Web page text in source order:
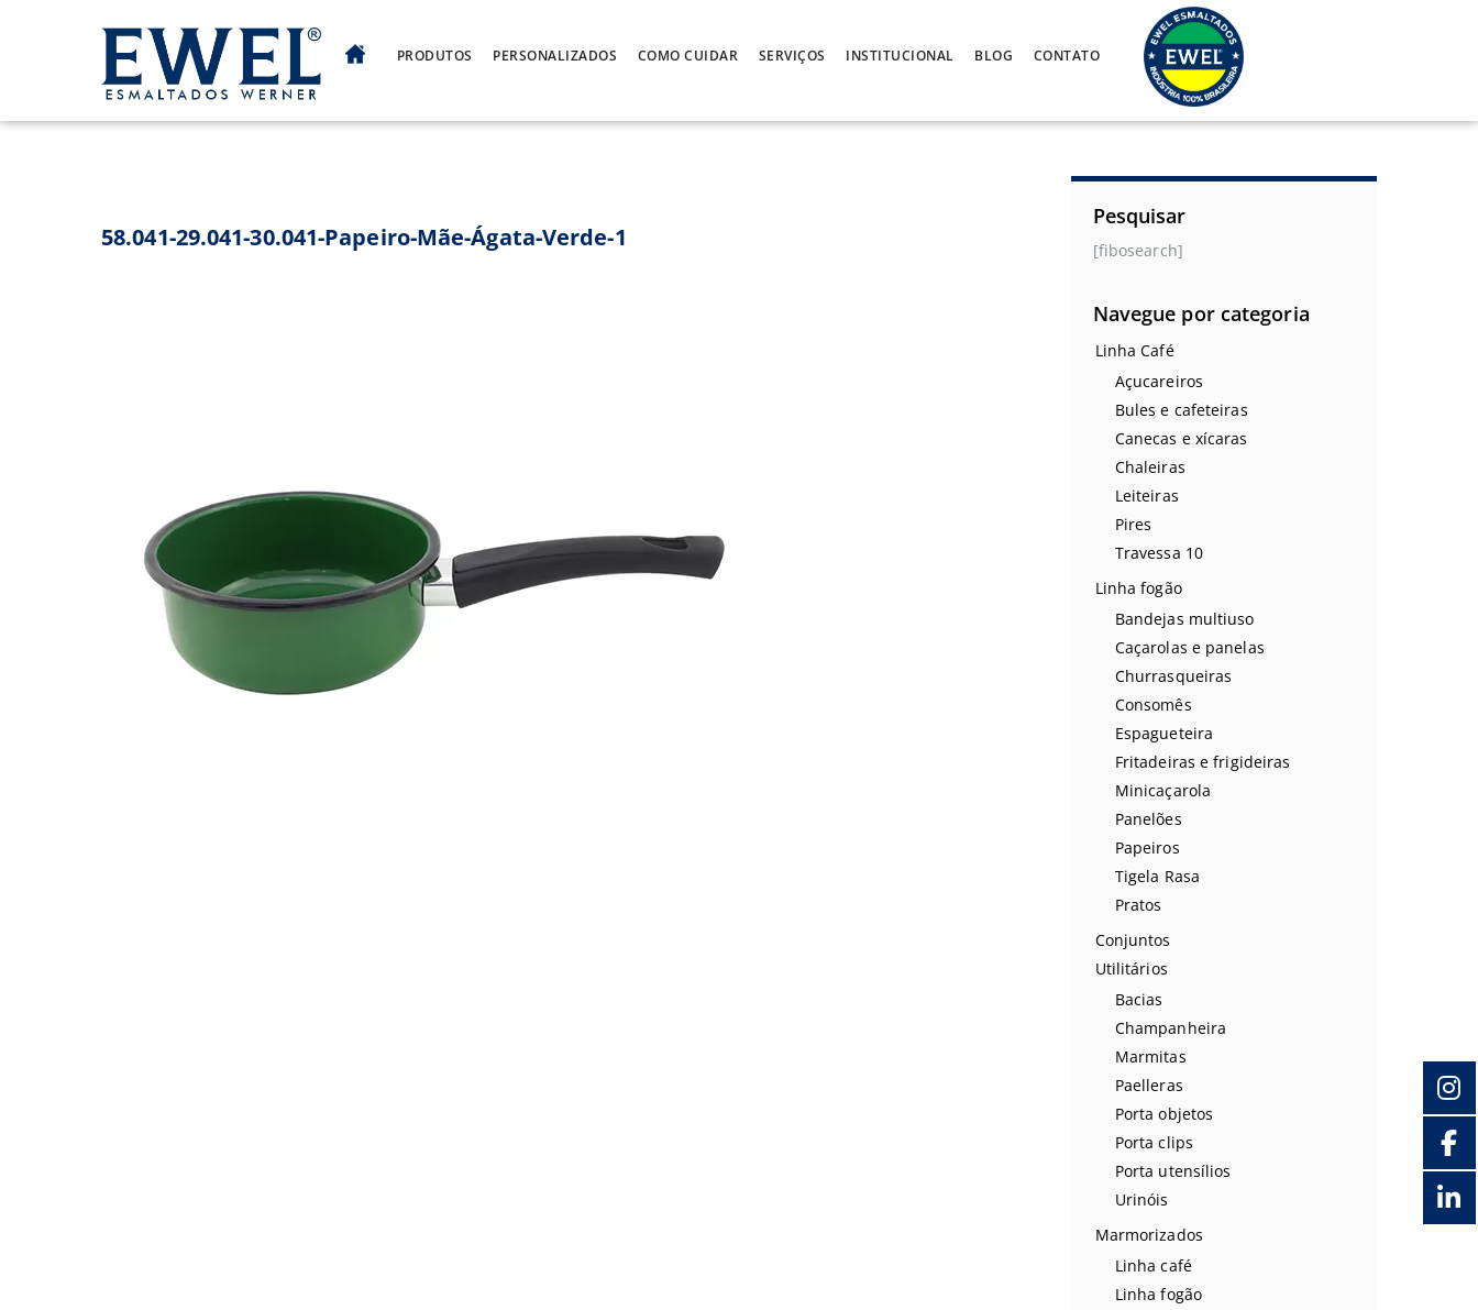
PRODUTOS PERSONALIZADOS COMO CUIDAR SERVIÇOS INSTITUCIONAL BLOG CONTATO
58.041-29.041-30.041-Papeiro-Mãe-Ágata-Verde-1
Pesquisar
[fibosearch]
Navegue por categoria
Linha Café
Açucareiros
Bules e cafeteiras
Canecas e xícaras
Chaleiras
Leiteiras
Pires
Travessa 10
Linha fogão
Bandejas multiuso
Caçarolas e panelas
Churrasqueiras
Consomês
Espagueteira
Fritadeiras e frigideiras
Minicaçarola
Panelões
Papeiros
Tigela Rasa
Pratos
Conjuntos
Utilitários
Bacias
Champanheira
Marmitas
Paelleras
Porta objetos
Porta clips
Porta utensílios
Urinóis
Marmorizados
Linha café
Linha fogão